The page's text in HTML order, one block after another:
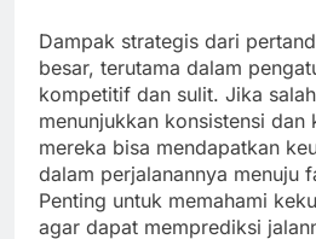
Dampak strategis dari
besar, terutama dalam
kompetitif dan sulit. Jika
menunjukkan konsistensi dan
mereka bisa mendapatkan
dalam perjalanannya menuju
Penting untuk memahami
agar dapat memprediksi